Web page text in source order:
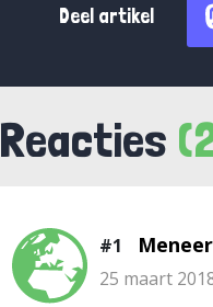
Deel artikel
Reacties
#1
25 maart